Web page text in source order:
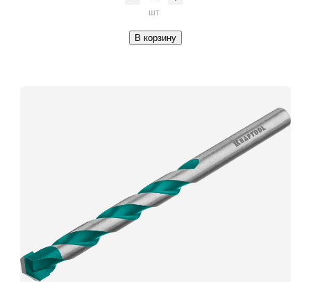
шт
В корзину